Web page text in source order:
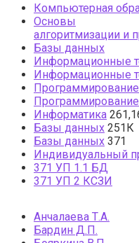
Компьютерная
Основы
алгоритмизации и
Базы данных
Информационные
Информационные
Программирование
Программирование
Информатика
Базы данных 251К
Базы данных 371
Индивидуальный
371 УП 1.1 БД
371 УП 2 КСЗИ
Анчалаева Т.А.
Бардин Д.П.